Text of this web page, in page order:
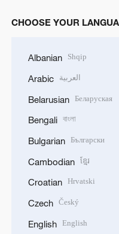
CHOOSE YOUR
Albanian Shqip
Arabic العربية
Belarusian Беларуская
Bengali বাংলা
Bulgarian Български
Cambodian ខ្មែរ
Croatian Hrvatski
Czech Český
English English